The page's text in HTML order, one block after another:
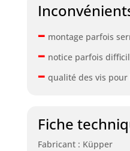
– montage parfois
– notice parfois
– qualité des vis
Fiche
Fabricant : Küpper